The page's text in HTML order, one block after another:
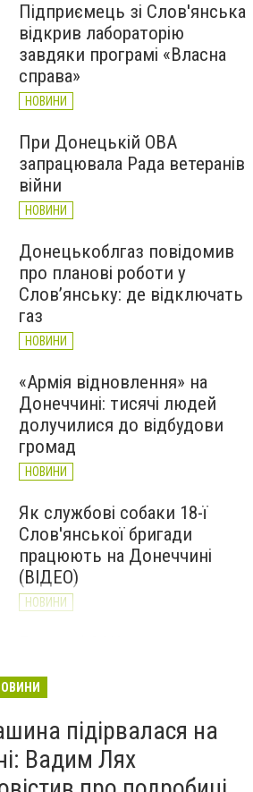
Підприємець зі Слов'янська
відкрив лабораторію
завдяки програмі «Власна
справа»
НОВИНИ
При Донецькій ОВА
запрацювала Рада ветеранів
війни
НОВИНИ
Донецькоблгаз повідомив
про планові роботи у
Слов’янську: де відключать
газ
НОВИНИ
«Армія відновлення» на
Донеччині: тисячі людей
долучилися до відбудови
громад
НОВИНИ
Як службові собаки 18-ї
Слов'янської бригади
працюють на Донеччині
(ВІДЕО)
НОВИНИ
та найближчих напрямках
підірвалася на
Вадим Лях